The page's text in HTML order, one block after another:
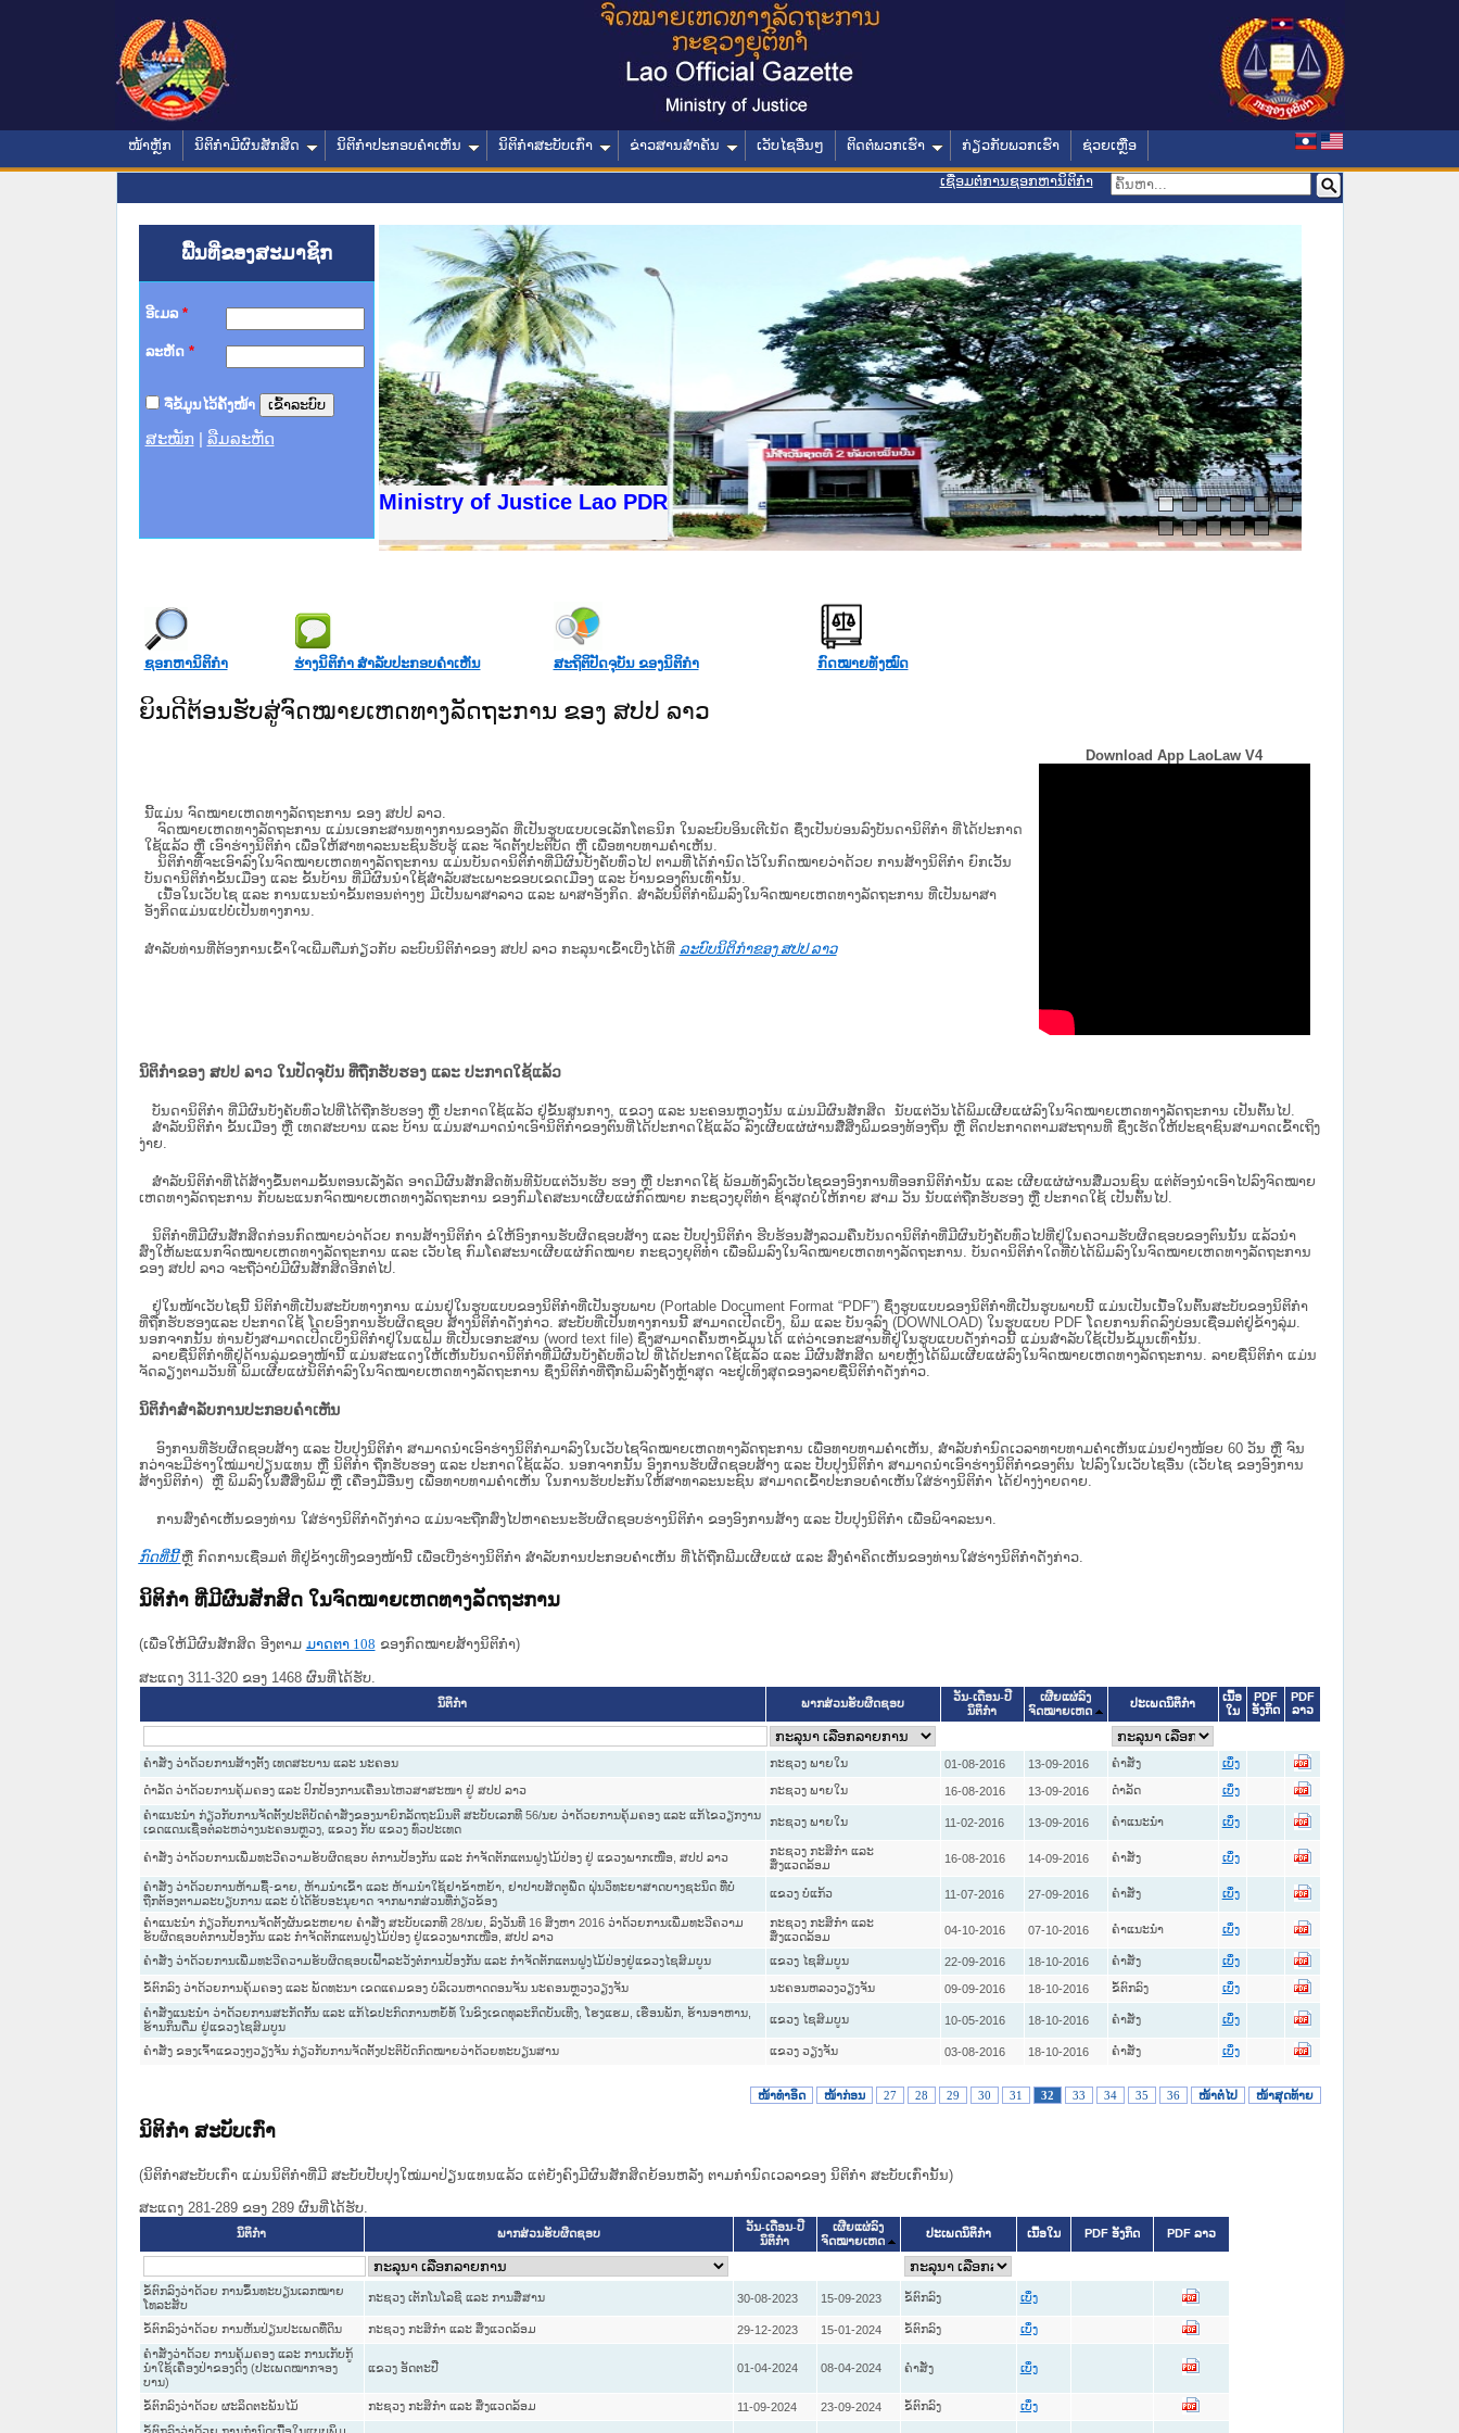
ໜ້າຫຼັກ ນິຕິກໍາມີຜົນສັກສິດ ນິຕິກໍາປະກອບຄໍາເຫັນ ນິຕິກໍາສະບັບເກົ່າ ຂ່າວສານສໍາຄັນ ເວັບໄຊອື່ນໆ ຕິດຕໍ່ພວກເຮົາ ກ່ຽວກັບພວກເຮົາ ຊ່ວຍເຫຼືອ
ເຊື່ອມຕໍ່ການຊອກຫານິຕິກຳ
ພື້ນທີ່ຂອງສະມາຊິກ
ອີເມລ *
ລະຫັດ *
ຈື່ຂໍ້ມູນໄວ້ຄັ້ງໜ້າ
ສະໝັກ ລືມລະຫັດ
Ministry of Justice Lao PDR
ານສະພາປະຊາຊົນ ພາກເໜືອ
ທາງລັດຖະການ
ສຳລັບ ພາກກາງ
ສຳລັບ ພາກໃຕ້
ວິທະຍາຄານຕຳຫຼວດປະຊາຊົນ
ວິທະຍາຄານສັນຕິບານປະຊາຊົນ
ຂັ້ນແຂວງພາກເໜືອ
ານສະພາປະຊາຊົນ ພາກກາງ
ຊອກຫານິຕິກໍາ ຮ່າງນິຕິກໍາ ສໍາລັບປະກອບຄໍາເຫັນ ສະຖິຕິປັດຈຸບັນ ຂອງນິຕິກໍາ ກົດໝາຍທັງໝົດ
ຍິນດີຕ້ອນຮັບສູ່ຈົດໝາຍເຫດທາງລັດຖະການ ຂອງ ສປປ ລາວ
ນີ້ແມ່ນ ຈົດໝາຍເຫດທາງລັດຖະການ ຂອງ ສປປ ລາວ.
ຈົດໝາຍເຫດທາງລັດຖະການ ແມ່ນ​ເອ​ກະ​ສານ​ທາງ​ການ​ຂອງ​ລັດ ທີ່​ເປັນ​ຮູບ​ແບບ​ເອ​ເລັກ​ໂຕ​ຣ​ນິກ ໃນ​ລະ​ບົບ​ອິນ​ເຕີ​ເນັດ ຊຶ່ງ​ເປັນ​ບ່ອນ​ລົງ​ບັນ​ດາ​ນິ​ຕິ​ກຳ ທີ່ໄດ້ປະກາດ
ໃຊ້ແລ້ວ ຫຼື ເອົາຮ່າງນິຕິກໍາ ເພື່ອໃຫ້​ສາ​ທາ​ລະ​ນະ​ຊົນ​ຮັບ​ຮູ້ ແລະ ຈັດ​ຕັ້ງ​ປະ​ຕິ​ບັດ ຫຼື ເພື່ອທາບທາມຄໍາເຫັນ.
ນິ​ຕິ​ກຳ​ທີ່​ຈະ​ເອົາ​ລົງ​ໃນ​ຈົດ​ໝາຍ​ເຫດ​ທາງ​ລັດ​ຖະ​ການ ​ແມ່ນ​ບັນ​ດາ​ນິ​ຕິ​ກຳ​ທີ່​ມີ​ຜົນ​ບັງ​ຄັບ​ທົ່ວ​ໄປ ຕາມ​ທີ່​ໄດ້​ກຳ​ນົດ​ໄວ້​ໃນ​ກົດ​ໝາຍ​ວ່າ​ດ້ວຍ​ ການ​ສ້າງ​ນິ​ຕິ​ກຳ ຍົກ​ເວັ້ນ​
ບັນ​ດານິ​ຕິ​ກຳ​ຂັ້ນ​ເມືອງ ແລະ ຂັ້ນ​ບ້ານ ​ທີ່​ມີ​ຜົນ​ນຳ​ໃຊ້​ສຳ​ລັບ​ສະ​ເພາະ​ຂອບ​ເຂດ​ເມືອງ ແລະ ບ້ານ​ຂອງ​ຕົນ​ເທົ່າ​ນັ້ນ.
ເນື້ອໃນ​ເວັບ​ໄຊ​ ແລະ ການແນະນໍາຂັ້ນຕອນຕ່າງໆ ມີເປັນພາສາລາວ ແລະ ພາສາອັງກິດ. ສໍາລັບນິຕິກຳພິມລົງໃນຈົດໝາຍເຫດທາງລັດຖະການ ທີ່ເປັນພາສາ
ອັງກິດແມ່ນແປບໍ່ເປັນທາງການ.
ສໍາລັບທ່ານທີ່ຕ້ອງການເຂົ້າໃຈເພີ່ມຕື່ມກ່ຽວກັບ ລະບົບນິຕິກຳຂອງ ສປປ ລາວ ກະລຸນາເຂົ້າເບີ່ງໄດ້ທີ່ ລະບົບນິຕິກຳຂອງ ສປປ ລາວ
Download App LaoLaw V4
ນິຕິກຳຂອງ ສປປ ລາວ ໃນປັດຈຸບັນ ທີ່ຖືກ​ຮັບ​ຮອງ ແລະ ປະກາດໃຊ້ແລ້ວ
ບັນດານິຕິກໍາ ທີ່ມີຜົນບັງຄັບທົ່ວໄປທີ່ໄດ້ຖືກ​ຮັບ​ຮອງ ຫຼື ປະກາດໃຊ້ແລ້ວ ຢູ່ຂັ້ນ​ສູນ​ກາງ, ແຂວງ ແລະ ນະຄອນຫຼວງນັ້ນ ແມ່ນມີຜົນສັກສິດ ນັບ​ແຕ່​ວັນໄດ້ພິມເຜີຍແຜ່ລົງໃນຈົດໝາຍເຫດທາງລັດຖະການ ເປັນ​ຕົ້ນ​ໄປ.
ສຳລັບນິ​ຕິ​ກຳ ຂັ້ນເມືອງ ຫຼື ເທດ​ສະ​ບານ ແລະ ບ້ານ ແມ່ນສາມາດນຳເອົານິຕິກຳຂອງຕົນທີ່ໄດ້ປະກາດໃຊ້ແລ້ວ ລົງ​ເຜີຍແຜ່​ຜ່ານ​ສື່ສິ່ງພິມຂອງທ້ອງຖິ່ນ ຫຼື ຕິດປະກາດຕາມສະຖານທີ່ ຊຶ່ງເຮັດໃຫ້ປະຊາຊົນສາມາດເຂົ້າເຖິງ
ງ່າຍ.
ສໍາລັບນິຕິກໍາທີ່ໄດ້ສ້າງຂຶ້ນຕາມຂັ້ນຕອນເລັ່ງລັດ ອາດມີຜົນສັກສິດທັນທີນັບແຕ່ວັນຮັບ ຮອງ ຫຼື ປະກາດໃຊ້ ພ້ອມທັງລົງເວັບໄຊຂອງອົງການທີ່ອອກນິຕິກໍານັ້ນ ແລະ ເຜີຍແຜ່ຜ່ານສື່ມວນຊົນ ແຕ່ຕ້ອງນໍາເອົາໄປລົງຈົດໝາຍ
ເຫດທາງລັດຖະການ ກັບ​ພະແນກຈົດ​ໝາຍ​ເຫດ​ທາງ​ລັດ​ຖະ​ການ​ ຂອງກົມໂຄສະນາເຜີຍແຜ່ກົດໝາຍ ກະຊວງຍຸຕິທໍາ ຊ້າສຸດບໍ່ໃຫ້ກາຍ ສາມ ວັນ ນັບແຕ່ຖືກຮັບຮອງ ຫຼື ປະກາດໃຊ້ ເປັນຕົ້ນໄປ.
ນິ​ຕິ​ກຳ​ທີ່​ມີ​ຜົນ​ສັກ​ສິດ​ກ່ອນ​ກົດ​ໝາຍ​ວ່າ​ດ້ວຍ​ ການ​ສ້າງ​ນິ​ຕິ​ກຳ ຂໍໃຫ້ອົງ​ການ​ຮັບ​ຜິດ​ຊອບ​ສ້າງ ແລະ ປັບ​ປຸງນິ​ຕິ​ກຳ ຮີບຮ້ອນສັງລວມຄືນບັນດານິຕິກໍາທີ່ມີຜົນບັງຄັບທົ່ວໄປທີ່ຢູ່ໃນຄວາມຮັບຜິດຊອບຂອງຕົນນັ້ນ ແລ້ວນໍາ
ສົ່ງໃຫ້​ພະແນກຈົດ​ໝາຍ​ເຫດ​ທາງ​ລັດ​ຖະ​ການ ແລະ ເວັບໄຊ​ ກົມໂຄສະນາເຜີຍແຜ່ກົດໝາຍ ກະຊວງຍຸຕິທໍາ ເພື່ອພິມລົງໃນຈົດໝາຍເຫດທາງລັດຖະການ. ບັນ​ດາ​ນິ​ຕິ​ກຳ​ໃດ​ທີ່ບໍ່​ໄດ້​ພິມ​ລົງ​ໃນ​ຈົດ​ໝາຍ​ເຫດ​ທາງ​ລັດ​ຖະ​ການ
ຂອງ ສປ​ປ ລາວ ​ຈະຖື​ວ່າບໍ່​ມີ​ຜົນ​ສັກ​ສິດ​ອີກ​ຕໍ່​ໄປ.
ຢູ່ໃນໜ້າ​ເວັບ​ໄຊ​ນີ້ ນິຕິກຳທີ່ເປັນສະບັບທາງການ ແມ່ນຢູ່ໃນຮູບແບບຂອງນິຕິກໍາທີ່ເປັນຮູບພາບ (Portable Document Format “PDF”) ຊຶ່ງຮູບແບບຂອງນິຕິກໍາທີ່ເປັນຮູບພາບນີ້ ແມ່ນເປັນເນື້ອໃນຕົ້ນສະບັບຂອງນິຕິກໍາ
ທີ່ຖືກຮັບຮອງແລະ ປະກາດໃຊ້ ໂດຍອົງການຮັບຜິດຊອບ ສ້າງນິຕິກຳດັ່ງກ່າວ. ສະບັບທີ່ເປັນທາງການນີ້ ສາມາດເປີດເບິ່ງ, ພິມ ແລະ ບັນຈຸລົງ (DOWNLOAD) ໃນຮູບແບບ PDF ໂດຍການກົດລົງບ່ອນເຊື່ອມຕໍ່ຢູ່ຂ້າງລຸ່ມ.
ນອກຈາກນັ້ນ ທ່ານຍັງສາມາດເປີດເບິ່ງນິຕິກຳຢູ່ໃນແຟ້ມ ທີ່ເປັນເອກະສານ (word text file) ຊຶ່ງສາມາດຄົ້ນຫາຂໍ້ມູນໄດ້ ແຕ່ວ່າເອກະສານທີ່ຢູ່ໃນຮູບແບບດັ່ງກ່າວນີ້ ແມ່ນສຳລັບໃຊ້ເປັນຂໍ້ມູນເທົ່ານັ້ນ.
ລາຍຊື່ນິຕິກຳທີ່ຢູ່ດ້ານລຸ່ມຂອງໜ້ານີ້ ແມ່ນສະແດງໃຫ້ເຫັນບັນດານິຕິກຳທີ່ມີຜົນບັງຄັບທົ່ວໄປ ທີ່ໄດ້ປະກາດໃຊ້ແລ້ວ ແລະ ມີຜົນສັກສິດ ພາຍຫຼັງໄດ້ພິມເຜີຍແຜ່ລົງໃນຈົດໝາຍເຫດທາງລັດຖະການ. ລາຍຊື່ນິຕິກຳ ແມ່ນ
ຈັດລຽງຕາມວັນທີ ພິມເຜີຍແຜ່ນິຕິກຳລົງໃນຈົດໝາຍເຫດທາງລັດຖະການ ຊຶ່ງນິຕິກຳທີ່ຖືກພິມລົງຄັ້ງຫຼ້າສຸດ ຈະຢູ່ເທິງສຸດຂອງລາຍຊື່ນິຕິກໍາດັ່ງກ່າວ.
ນິຕິກຳສຳລັບການປະກອບຄຳເຫັນ
ອົງການທີ່ຮັບຜິດຊອບສ້າງ ແລະ ປັບປຸງນິຕິກຳ ສາມາດນຳເອົາຮ່າງນິຕິກຳມາລົງໃນ​ເວັບ​ໄຊຈົດໝາຍເຫດທາງລັດຖະການ ເພື່ອທາບທາມຄຳເຫັນ, ສໍາລັບກໍານົດເວລາທາບທາມຄໍາເຫັນແມ່ນຢ່າງໜ້ອຍ 60 ວັນ ຫຼື ຈົນ
ກວ່າຈະມີຮ່າງໃໝ່ມາປ່ຽນແທນ ຫຼື ນິຕິກໍາ ຖືກຮັບຮອງ ແລະ ປະກາດໃຊ້ແລ້ວ. ນອກຈາກນັ້ນ ອົງການຮັບຜິດຊອບສ້າງ ແລະ ປັບປຸງນິຕິກໍາ ສາມາດນຳເອົາຮ່າງນິຕິກຳຂອງຕົນ ໄປລົງໃນ​ເວັບ​ໄຊ​ອື່ນ (ເວັບ​ໄຊ​ ຂອງອົງການ
ສ້າງນິຕິກຳ) ຫຼື ພິມລົງໃນສື່ສິ່ງພິມ ຫຼື ເຄື່ອງມືອື່ນໆ ເພື່ອທາບທາມຄໍາເຫັນ ໃນການຮັບປະກັນໃຫ້ສາທາລະນະຊົນ ສາມາດເຂົ້າປະກອບຄໍາເຫັນໃສ່ຮ່າງນິຕິກຳ ໄດ້ຢ່າງງ່າຍດາຍ.
ການສົ່ງຄໍາເຫັນຂອງທ່ານ ໃສ່ຮ່າງນິຕິກຳດັ່ງກ່າວ ແມ່ນຈະຖືກສົ່ງໄປຫາຄະນະຮັບຜິດຊອບຮ່າງນິຕິກຳ ຂອງອົງການສ້າງ ແລະ ປັບປຸງນິຕິກຳ ເພື່ອພິຈາລະນາ.
ກົດທີ່ນີ້ ຫຼື ກົດການເຊື່ອມຕໍ່ ທີ່ຢູ່ຂ້າງເທີງຂອງໜ້ານີ້ ເພື່ອເບີ່ງຮ່າງນິຕິກໍາ ສໍາລັບການປະກອບຄຳເຫັນ ທີ່ໄດ້ຖືກພີມເຜີຍແຜ່ ແລະ ສົ່ງຄຳຄິດເຫັນຂອງທ່ານໃສ່ຮ່າງນິຕິກຳດັ່ງກ່າວ.
ນິຕິກໍາ ທີ່ມີຜົນສັກສິດ ໃນຈົດໝາຍເຫດທາງລັດຖະການ
(ເພື່ອໃຫ້ມີຜົນສັກສິດ ອີງຕາມ ມາດ​ຕາ 108 ຂອງກົດໝາຍສ້າງນິຕິກໍາ)
ສະແດງ 311-320 ຂອງ 1468 ຜົນທີ່ໄດ້ຮັບ.
ນິຕິກໍາ ພາກສ່ວນຮັບຜິດຊອບ
ວັນ-ເດືອນ-ປີ
ນິຕິກໍາ
ເຜີຍແຜ່ລົງ
ຈົດໝາຍເຫດ
ປະເພດນິຕິກຳ
ເນື້ອ
ໃນ
PDF
ອັງກິດ
PDF
ລາວ
ຄຳສັ່ງ ວ່າດ້ວຍການສ້າງຕັ້ງ ເທດສະບານ ແລະ ນະຄອນ ກະຊວງ ພາຍໃນ 01-08-2016 13-09-2016 ຄໍາສັ່ງ ເບິ່ງ
ດຳລັດ ວ່າດ້ວຍການຄຸ້ມຄອງ ແລະ ປົກປ້ອງການເຄື່ອນໄຫວສາສະໜາ ຢູ່ ສປປ ລາວ ກະຊວງ ພາຍໃນ 16-08-2016 13-09-2016 ດໍາລັດ ເບິ່ງ
ຄຳແນະນຳ ກ່ຽວກັບການຈັດຕັ້ງປະຕິບັດຄຳສັ່ງຂອງນາຍົກລັດຖະມົນຕີ ສະບັບເລກທີ 56/ນຍ ວ່າດ້ວຍການຄຸ້ມຄອງ ແລະ ແກ້ໄຂວຽກງານ
ເຂດແດນເຊື່ອຕໍ່ລະຫວ່າງນະຄອນຫຼວງ, ແຂວງ ກັບ ແຂວງ ທົ່ວປະເທດ
ກະຊວງ ພາຍໃນ 11-02-2016 13-09-2016 ຄໍາແນະນໍາ ເບິ່ງ
ຄຳສັ່ງ ວ່າດ້ວຍການເພີ່ມທະວີຄວາມຮັບຜິດຊອບ ຕໍ່ການປ້ອງກັນ ແລະ ກຳຈັດຕັກແຕນຝູງໄມ້ປ່ອງ ຢູ່ ແຂວງພາກເໜືອ, ສປປ ລາວ
ກະຊວງ ກະສິກຳ ແລະ
ສິ່ງແວດລ້ອມ
16-08-2016 14-09-2016 ຄໍາສັ່ງ ເບິ່ງ
ຄຳສັ່ງ ວ່າດ້ວຍການຫ້າມຊື້-ຂາຍ, ຫ້າມນຳເຂົ້າ ແລະ ຫ້າມນຳໃຊ້ຢາຂ້າຫຍ້າ, ຢາປາບສັດຕູພືດ ຝຸ່ນວິທະຍາສາດບາງຊະນິດ ທີ່ບໍ່
ຖືກຕ້ອງຕາມລະບຽບການ ແລະ ບໍ່ໄດ້ຮັບອະນຸຍາດ ຈາກພາກສ່ວນທີ່ກ່ຽວຂ້ອງ
ແຂວງ ບໍ່ແກ້ວ 11-07-2016 27-09-2016 ຄໍາສັ່ງ ເບິ່ງ
ຄຳແນະນຳ ກ່ຽວກັບການຈັດຕັ້ງຜັນຂະຫຍາຍ ຄຳສັ່ງ ສະບັບເລກທີ 28/ນຍ, ລົງວັນທີ 16 ສິງຫາ 2016 ວ່າດ້ວຍການເພີ່ມທະວີຄວາມ
ຮັບຜິດຊອບຕໍ່ການປ້ອງກັນ ແລະ ກຳຈັດຕັກແຕນຝູງໄມ້ປ່ອງ ຢູ່ແຂວງພາກເໜືອ, ສປປ ລາວ
ກະຊວງ ກະສິກຳ ແລະ
ສິ່ງແວດລ້ອມ
04-10-2016 07-10-2016 ຄໍາແນະນໍາ ເບິ່ງ
ຄຳສັ່ງ ວ່າດ້ວຍການເພີ່ມທະວີຄວາມຮັບຜິດຊອບເຝົ້າລະວັງຕໍ່ການປ້ອງກັນ ແລະ ກຳຈັດຕັກແຕນຝູງໄມ້ປ່ອງຢູ່ແຂວງໄຊສົມບູນ ແຂວງ ໄຊສົມບູນ 22-09-2016 18-10-2016 ຄໍາສັ່ງ ເບິ່ງ
ຂໍ້ຕົກລົງ ວ່າດ້ວຍການຄຸ້ມຄອງ ແລະ ພັດທະນາ ເຂດແຄມຂອງ ບໍລິເວນຫາດດອນຈັນ ນະຄອນຫຼວງວຽງຈັນ ນະ​ຄອນ​ຫລວງວຽງຈັນ 09-09-2016 18-10-2016 ຂໍ້ຕົກລົງ ເບິ່ງ
ຄຳສັ່ງແນະນຳ ວ່າດ້ວຍການສະກັດກັ້ນ ແລະ ແກ້ໄຂປະກົດການຫຍໍ້ທໍ້ ໃນຂົງເຂດທຸລະກິດບັນເທີງ, ໂຮງແຮມ, ເຮືອນພັກ, ຮ້ານອາຫານ,
ຮ້ານກິນດື່ມ ຢູ່ແຂວງໄຊສົມບູນ
ແຂວງ ໄຊສົມບູນ 10-05-2016 18-10-2016 ຄໍາສັ່ງ ເບິ່ງ
ຄຳສັ່ງ ຂອງເຈົ້າແຂວງໆວຽງຈັນ ກ່ຽວກັບການຈັດຕັ້ງປະຕິບັດກົດໝາຍວ່າດ້ວຍທະບຽນສານ ແຂວງ ວຽງຈັນ 03-08-2016 18-10-2016 ຄໍາສັ່ງ ເບິ່ງ
ໜ້າທໍາອິດ ໜ້າກ່ອນ 27 28 29 30 31 32 33 34 35 36 ໜ້າຕໍ່ໄປ ໜ້າສຸດທ້າຍ
ນິຕິກໍາ ສະບັບເກົ່າ
(ນິຕິກໍາສະບັບເກົ່າ ແມ່ນນິຕິກໍາທີ່ມີ ສະບັບປັບປຸງໃໝ່ມາປ່ຽນແທນແລ້ວ ແຕ່ຍັງຄົງມີຜົນສັກສິດຍ້ອນຫລັງ ຕາມກໍານົດເວລາຂອງ ນິຕິກໍາ ສະບັບເກົ່ານັ້ນ)
ສະແດງ 281-289 ຂອງ 289 ຜົນທີ່ໄດ້ຮັບ.
ນິຕິກໍາ ພາກສ່ວນຮັບຜິດຊອບ
ວັນ-ເດືອນ-ປີ
ນິຕິກໍາ
ເຜີຍແຜ່ລົງ
ຈົດໝາຍເຫດ
ປະເພດນິຕິກຳ ເນື້ອໃນ PDF ອັງກິດ PDF ລາວ
ຂໍ້ຕົກລົງວ່າດ້ວຍ ການຂຶ້ນທະບຽນເລກໝາຍ
ໂທລະສັບ
ກະຊວງ ເຕັກໂນໂລຊີ ແລະ ການສື່ສານ 30-08-2023 15-09-2023 ຂໍ້ຕົກລົງ ເບິ່ງ
ຂໍ້ຕົກລົງວ່າດ້ວຍ ການຫັນປ່ຽນປະເພດທີ່ດິນ ກະຊວງ ກະສິກຳ ແລະ ສິ່ງແວດລ້ອມ 29-12-2023 15-01-2024 ຂໍ້ຕົກລົງ ເບິ່ງ
ຄຳສັ່ງວ່າດ້ວຍ ການຄຸ້ມຄອງ ແລະ ການເກັບກູ້
ນຳໃຊ້ເຄື່ອງປ່າຂອງດົງ (ປະເພດໝາກຈອງ
ບານ)
ແຂວງ ອັດຕະປື 01-04-2024 08-04-2024 ຄໍາສັ່ງ ເບິ່ງ
ຂໍ້ຕົກລົງວ່າດ້ວຍ ຜະລິດຕະພັນໄມ້ ກະຊວງ ກະສິກຳ ແລະ ສິ່ງແວດລ້ອມ 11-09-2024 23-09-2024 ຂໍ້ຕົກລົງ ເບິ່ງ